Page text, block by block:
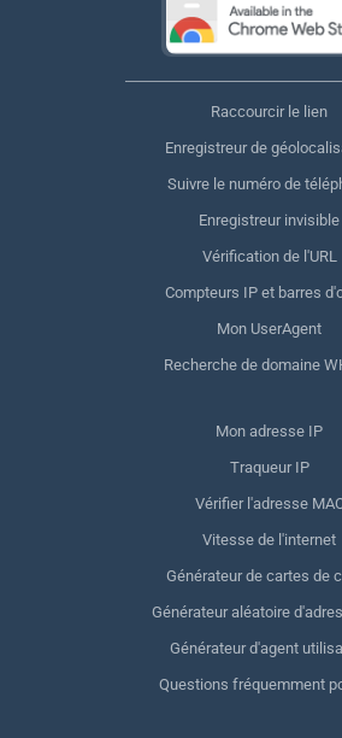
Raccourcir le lien
Enregistreur de
Suivre le numéro de
Enregistreur invisible
Vérification de l'URL
Compteurs IP et barres
Mon UserAgent
Recherche de domaine
Mon adresse IP
Traqueur IP
Vérifier l'adresse
Vitesse de l'internet
Générateur de cartes de
Générateur aléatoire
Générateur d'agent
Questions fréquemment